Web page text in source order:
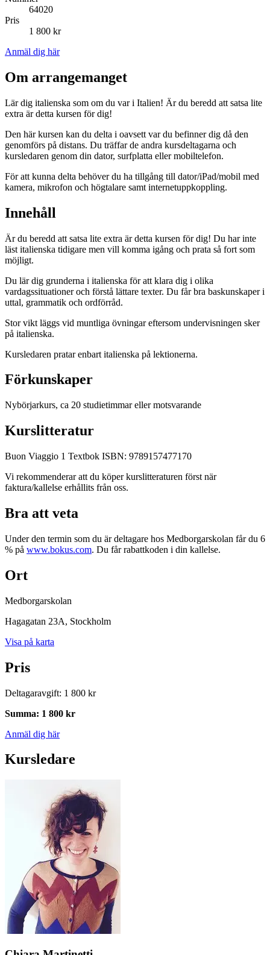
64020
Pris
1 800 kr
Anmäl dig här
Om arrangemanget
Lär dig italienska som om du var i Italien! Är du beredd att satsa lite
extra är detta kursen för dig!
Den här kursen kan du delta i oavsett var du befinner dig då den
genomförs på distans. Du träffar de andra kursdeltagarna och
kursledaren genom din dator, surfplatta eller mobiltelefon.
För att kunna delta behöver du ha tillgång till dator/iPad/mobil med
kamera, mikrofon och högtalare samt internetuppkoppling.
Innehåll
Är du beredd att satsa lite extra är detta kursen för dig! Du har inte
läst italienska tidigare men vill komma igång och prata så fort som
möjligt.
Du lär dig grunderna i italienska för att klara dig i olika
vardagssituationer och förstå lättare texter. Du får bra baskunskaper i
uttal, grammatik och ordförråd.
Stor vikt läggs vid muntliga övningar eftersom undervisningen sker
på italienska.
Kursledaren pratar enbart italienska på lektionerna.
Förkunskaper
Nybörjarkurs, ca 20 studietimmar eller motsvarande
Kurslitteratur
Buon Viaggio 1 Textbok ISBN: 9789157477170
Vi rekommenderar att du köper kurslitteraturen först när
faktura/kallelse erhållits från oss.
Bra att veta
Under den termin som du är deltagare hos Medborgarskolan får du 6
% på www.bokus.com. Du får rabattkoden i din kallelse.
Ort
Medborgarskolan
Hagagatan 23A, Stockholm
Visa på karta
Pris
Deltagaravgift: 1 800 kr
Summa: 1 800 kr
Anmäl dig här
Kursledare